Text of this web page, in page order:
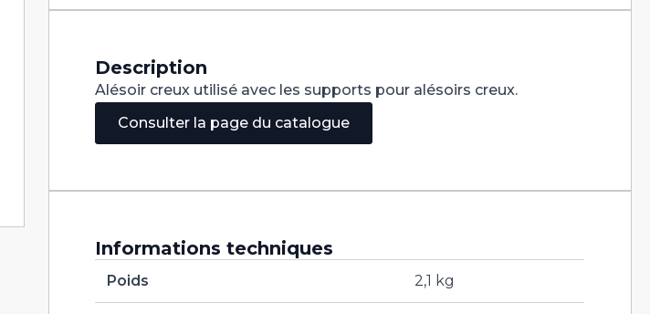
H7
Description
Alésoir creux utilisé avec les supports pour alésoirs creux.
Consulter la page du catalogue
Informations techniques
Poids 2,1 kg